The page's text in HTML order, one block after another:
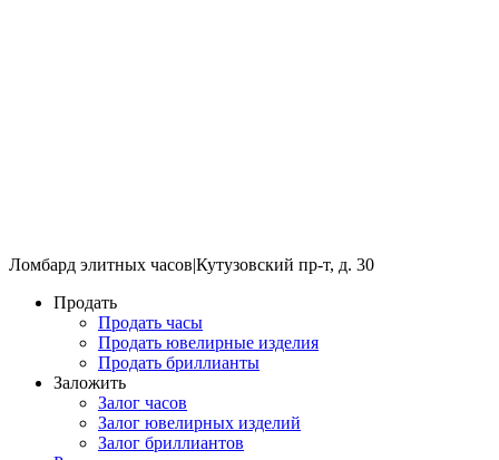
Ломбард элитных часов|Кутузовский пр-т, д. 30
Продать
Продать часы
Продать ювелирные изделия
Продать бриллианты
Заложить
Залог часов
Залог ювелирных изделий
Залог бриллиантов